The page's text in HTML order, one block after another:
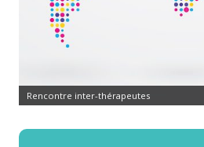
Rencontre inter-thérapeutes